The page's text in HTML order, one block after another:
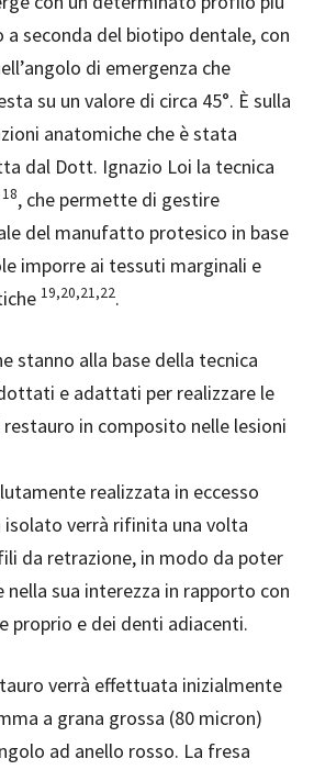
a seconda del biotipo dentale, con
di emergenza che
su un valore di circa 45°. È sulla
anatomiche che è stata
dal Dott. Ignazio Loi la tecnica
, che permette di gestire
del manufatto protesico in base
imporre ai tessuti marginali e
19,20,21,22.
stanno alla base della tecnica
e adattati per realizzare le
in composito nelle lesioni
realizzata in eccesso
verrà rifinita una volta
da retrazione, in modo da poter
nella sua interezza in rapporto con
proprio e dei denti adiacenti.
verrà effettuata inizialmente
a grana grossa (80 micron)
ad anello rosso. La fresa